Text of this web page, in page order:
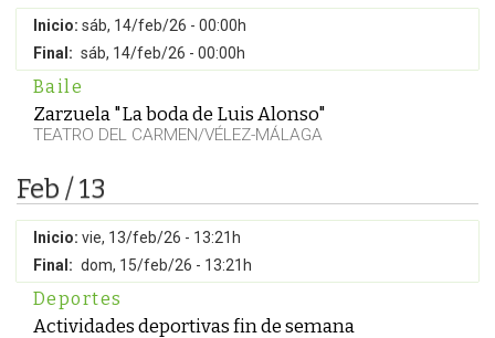
Inicio: sáb, 14/feb/26 - 00:00h
Final: sáb, 14/feb/26 - 00:00h
Baile
Zarzuela "La boda de Luis Alonso"
TEATRO DEL CARMEN/VÉLEZ-MÁLAGA
Feb / 13
Inicio: vie, 13/feb/26 - 13:21h
Final: dom, 15/feb/26 - 13:21h
Deportes
Actividades deportivas fin de semana